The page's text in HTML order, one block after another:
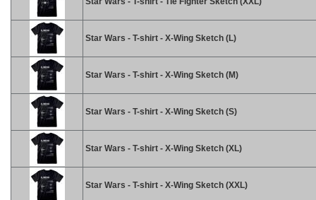
Star Wars - T-shirt - X-Wing Sketch (L)
Star Wars - T-shirt - X-Wing Sketch (M)
Star Wars - T-shirt - X-Wing Sketch (S)
Star Wars - T-shirt - X-Wing Sketch (XL)
Star Wars - T-shirt - X-Wing Sketch (XXL)